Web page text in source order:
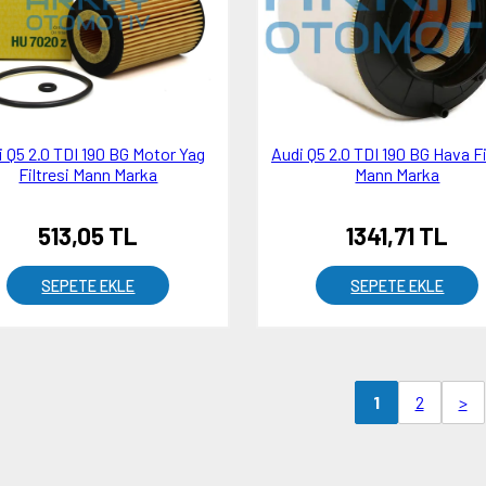
Q5 2.0 TDI 190 BG Motor Yag
Filtresi Mann Marka
513,05 TL
SEPETE EKLE
Audi Q5 2.0 TDI 190 BG Hava
Mann Marka
1341,71 TL
SEPETE EKLE
1 2 >